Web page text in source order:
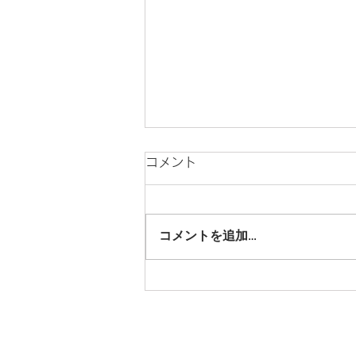
ホリナツのカンムリ（仮）
コメント
コメントを追加…